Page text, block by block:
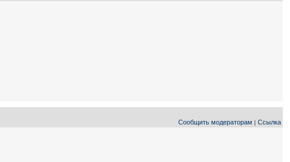
Сообщить модераторам | Ссылка